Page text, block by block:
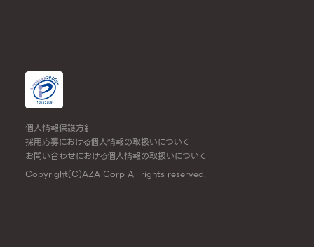
個人情報保護方針
採用応募における個人情報の取扱いについて
お問い合わせにおける個人情報の取扱いについて
Copyright(C)AZA Corp All rights reserved.